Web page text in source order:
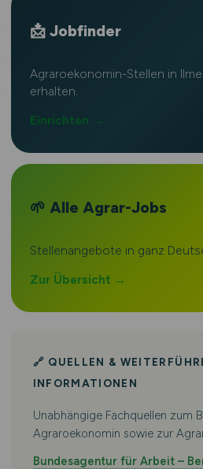
📩 Jobfinder
Agraroekonomin-Stellen in
erhalten.
Einrichten →
🌱 Alle Agrar-Jobs
Stellenangebote in ganz
Zur Übersicht →
🔗 QUELLEN &
INFORMATIONEN
Unabhängige Fachquellen zum
Agraroekonomin sowie zur
Bundesagentur für Arbeit –